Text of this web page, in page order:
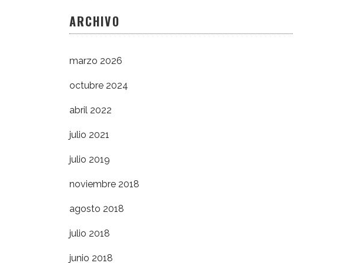
ARCHIVO
marzo 2026
octubre 2024
abril 2022
julio 2021
julio 2019
noviembre 2018
agosto 2018
julio 2018
junio 2018